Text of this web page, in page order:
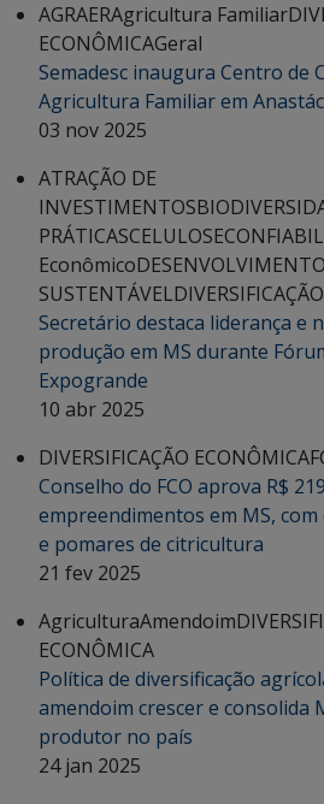
AGRAERAgricultura Familiar
ECONÔMICAGeral
Semadesc inaugura Centro de
Agricultura Familiar em
03 nov 2025
ATRAÇÃO DE
INVESTIMENTOS
PRÁTICASCELULOSE
EconômicoDESENVOLVIMENTO
SUSTENTÁVEL
Secretário destaca liderança e
produção em MS durante
Expogrande
10 abr 2025
DIVERSIFICAÇÃO ECONÔMICA
Conselho do FCO aprova R$
empreendimentos em MS,
e pomares de citricultura
21 fev 2025
AgriculturaAmendoim
ECONÔMICA
Política de diversificação
amendoim crescer e consolida
produtor no país
24 jan 2025